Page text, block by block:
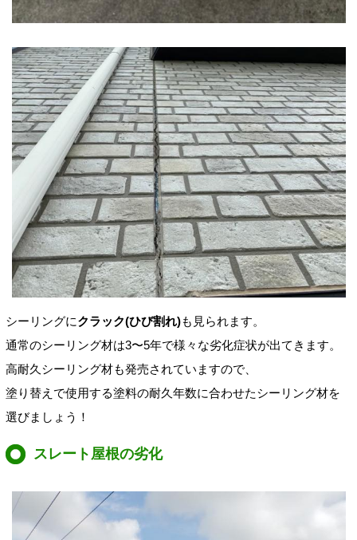
シーリングにクラック(ひび割れ)も見られます。
通常のシーリング材は3〜5年で様々な劣化症状が出てきます。
高耐久シーリング材も発売されていますので、
塗り替えで使用する塗料の耐久年数に合わせたシーリング材を
選びましょう！
スレート屋根の劣化